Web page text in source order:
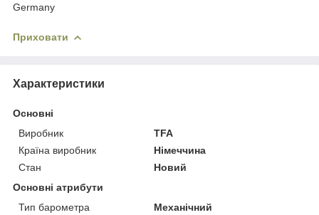
Germany
Приховати
Характеристики
Основні
Виробник
TFA
Країна виробник
Німеччина
Стан
Новий
Основні атрибути
Тип барометра
Механічний